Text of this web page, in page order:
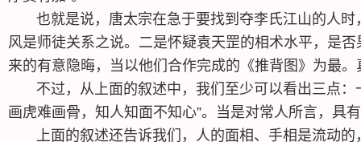
也就是说，唐太宗在急于要找到夺李氏江山的人时
风是师徒关系之说。二是怀疑袁天罡的相术水平，是
来的有意隐晦，当以他们合作完成的《推背图》为最
不过，从上面的叙述中，我们至少可以看出三点：
画虎难画骨，知人知面不知心”。当是对常人所言，具
上面的叙述还告诉我们，人的面相、手相是流动的